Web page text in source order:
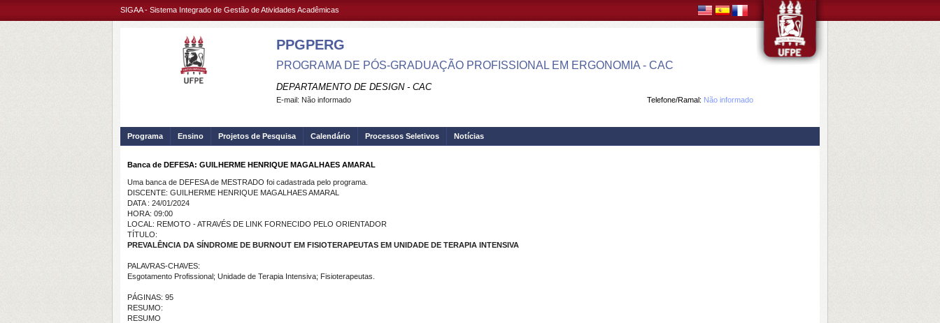
SIGAA - Sistema Integrado de Gestão de Atividades Acadêmicas
PPGPERG
PROGRAMA DE PÓS-GRADUAÇÃO PROFISSIONAL EM ERGONOMIA - CAC
DEPARTAMENTO DE DESIGN - CAC
Telefone/Ramal: Não informado
E-mail: Não informado
Programa Ensino Projetos de Pesquisa Calendário Processos Seletivos Notícias
Banca de DEFESA: GUILHERME HENRIQUE MAGALHAES AMARAL
Uma banca de DEFESA de MESTRADO foi cadastrada pelo programa.
DISCENTE: GUILHERME HENRIQUE MAGALHAES AMARAL
DATA : 24/01/2024
HORA: 09:00
LOCAL: REMOTO - ATRAVÉS DE LINK FORNECIDO PELO ORIENTADOR
TÍTULO:
PREVALÊNCIA DA SÍNDROME DE BURNOUT EM FISIOTERAPEUTAS EM UNIDADE DE TERAPIA INTENSIVA
PALAVRAS-CHAVES:
Esgotamento Profissional; Unidade de Terapia Intensiva; Fisioterapeutas.
PÁGINAS: 95
RESUMO:
RESUMO